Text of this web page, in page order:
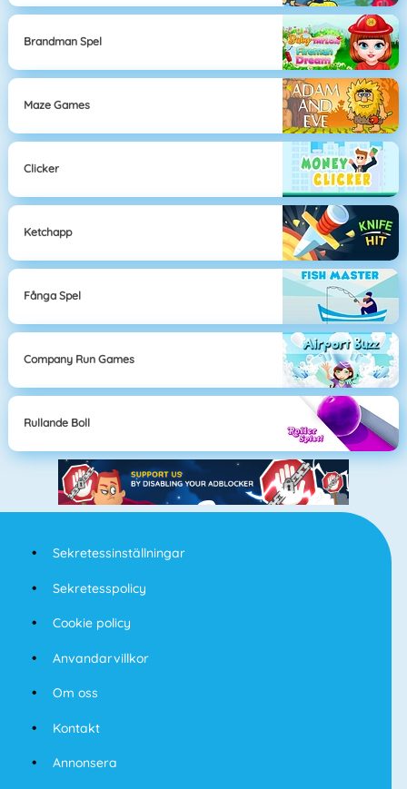
Brandman Spel
Maze Games
Clicker
Ketchapp
Fånga Spel
Company Run Games
Rullande Boll
Sekretessinställningar
Sekretesspolicy
Cookie policy
Anvandarvillkor
Om oss
Kontakt
Annonsera